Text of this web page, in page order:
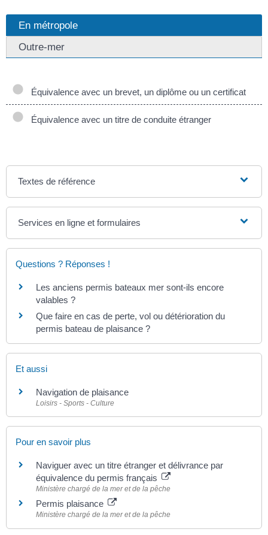
En métropole
Outre-mer
Équivalence avec un brevet, un diplôme ou un certificat
Équivalence avec un titre de conduite étranger
Textes de référence
Services en ligne et formulaires
Questions ? Réponses !
Les anciens permis bateaux mer sont-ils encore
valables ?
Que faire en cas de perte, vol ou détérioration du
permis bateau de plaisance ?
Et aussi
Navigation de plaisance
Loisirs - Sports - Culture
Pour en savoir plus
Naviguer avec un titre étranger et délivrance par
équivalence du permis français
Ministère chargé de la mer et de la pêche
Permis plaisance
Ministère chargé de la mer et de la pêche